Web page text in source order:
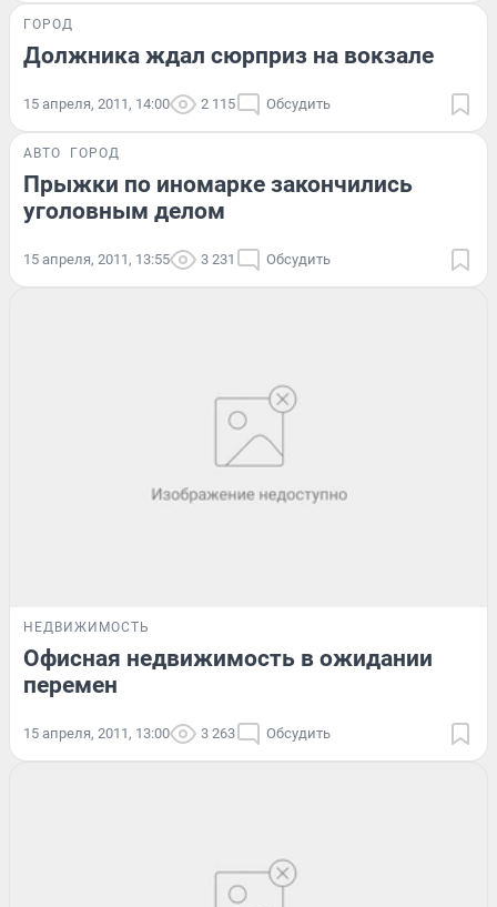
ГОРОД
Должника ждал сюрприз на вокзале
15 апреля, 2011, 14:00 2 115 Обсудить
АВТО ГОРОД
Прыжки по иномарке закончились
уголовным делом
15 апреля, 2011, 13:55 3 231 Обсудить
НЕДВИЖИМОСТЬ
Офисная недвижимость в ожидании
перемен
15 апреля, 2011, 13:00 3 263 Обсудить